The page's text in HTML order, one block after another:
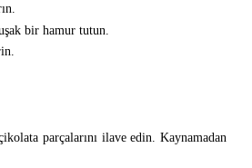
bir hamur tutun.
parçalarını ilave edin. Kaynamadan